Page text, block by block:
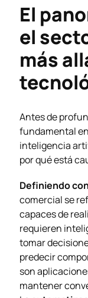
El
el
más
Antes de
fundamental
inteligencia
por qué está
Definiendo
comercial se
capaces de
requieren
tomar
predecir
son
mantener